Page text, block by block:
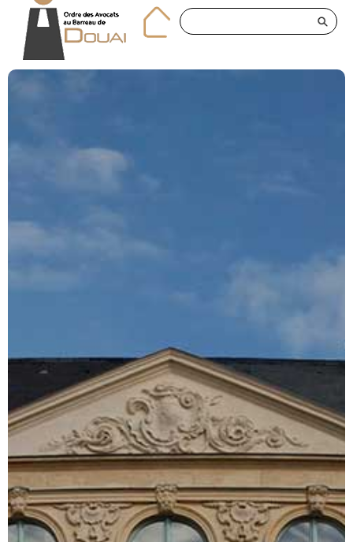
Panneau de gestion des cookies